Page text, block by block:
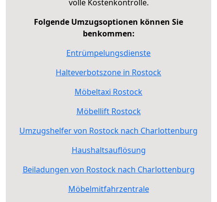
volle Kostenkontrolle.
Folgende Umzugsoptionen können Sie
benkommen:
Entrümpelungsdienste
Halteverbotszone in Rostock
Möbeltaxi Rostock
Möbellift Rostock
Umzugshelfer von Rostock nach Charlottenburg
Haushaltsauflösung
Beiladungen von Rostock nach Charlottenburg
Möbelmitfahrzentrale